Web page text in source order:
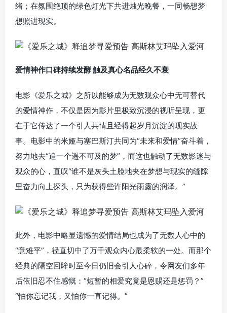
绪；在氛围绝顶的绿色灯光下共进烛光晚餐，一同畅想梦
想照进现实。
爱情神作口碑持续发酵 触及真心名品经久不衰
电影《爱乐之城》之所以能够成为无数观众心中无可替代
的爱情神作，不仅是因为影片里极致沉浸的视听呈现，更
在于它传达了一个引人共情且经得起岁月沉淀的现实故
事。电影中的米娅与塞巴斯汀共同为“未来和爱情”奋斗着，
努力地去“追一个遥不可及的梦”，而这也触动了无数影迷与
观众的心，直叹“谁不是灰头土脸地夹在梦想与现实的缝隙
里奋力向上探头，只为获得些许阳光雨露的润泽。”
此外，电影中略显遗憾的爱情结局也成为了无数人心中的
“意难平”，径直切中了万千观众内心最柔软的一处。而那个
经典的隔空回眸时至今日仍旧会引人心碎，令网友们多年
后依旧忍不住感慨：“短暂的相爱究竟是恩赐还是惩罚？”
“怕你忘记我，又怕你一直记得。”